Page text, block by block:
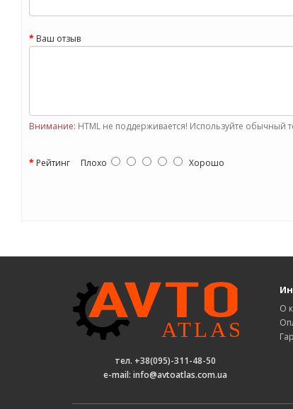
Ваш отзыв
Внимание: HTML не поддерживается! Используйте обычный
Рейтинг Плохо Хорошо
тел. +38(095)-311-48-50
e-mail: info@avtoatlas.com.ua
О